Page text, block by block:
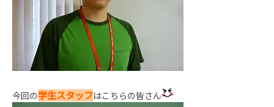
今回の学生スタッフはこちらの皆さん